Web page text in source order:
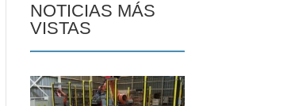
NOTICIAS MÁS
VISTAS